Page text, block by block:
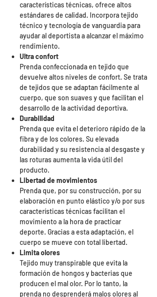
características técnicas, ofrece altos
estándares de calidad. Incorpora tejido
técnico y tecnología de vanguardia para
ayudar al deportista a alcanzar el máximo
rendimiento.
Ultra confort
Prenda confeccionada en tejido que
devuelve altos niveles de confort. Se trata
de tejidos que se adaptan fácilmente al
cuerpo, que son suaves y que facilitan el
desarrollo de la actividad deportiva.
Durabilidad
Prenda que evita el deterioro rápido de la
fibra y de los colores. Su elevada
durabilidad y su resistencia al desgaste y
las roturas aumenta la vida útil del
producto.
Libertad de movimientos
Prenda que, por su construcción, por su
elaboración en punto elástico y/o por sus
características técnicas facilitan el
movimiento a la hora de practicar
deporte. Gracias a esta adaptación, el
cuerpo se mueve con total libertad.
Limita olores
Tejido muy transpirable que evita la
formación de hongos y bacterias que
producen el mal olor. Por lo tanto, la
prenda no desprenderá malos olores al